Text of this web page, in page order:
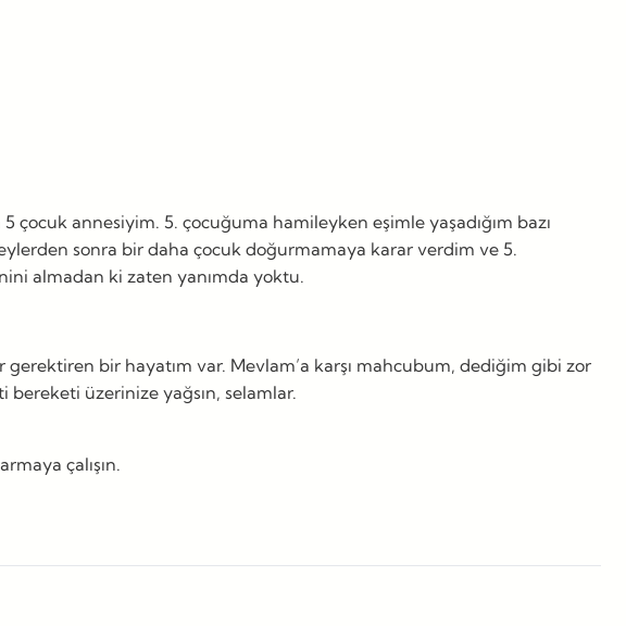
çocuk annesiyim. 5. çocuğuma hamileyken eşimle yaşadığım bazı
sonra bir daha çocuk doğurmamaya karar verdim ve 5.
almadan ki zaten yanımda yoktu.
bir hayatım var. Mevlam’a karşı mahcubum, dediğim gibi zor
bereketi üzerinize yağsın, selamlar.
çalışın.